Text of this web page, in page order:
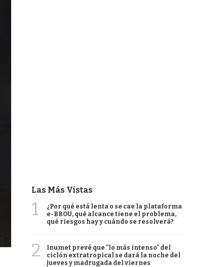
Las Más Vistas
1
¿Por qué está lenta o se cae la plataforma
e-BROU, qué alcance tiene el problema,
qué riesgos hay y cuándo se resolverá?
2
Inumet prevé que "lo más intenso" del
ciclón extratropical se dará la noche del
jueves y madrugada del viernes